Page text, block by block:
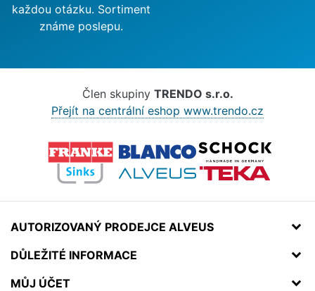
každou otázku. Sortiment
známe poslepu.
Člen skupiny TRENDO s.r.o.
Přejít na centrální eshop www.trendo.cz
AUTORIZOVANÝ PRODEJCE ALVEUS
DŮLEŽITÉ INFORMACE
MŮJ ÚČET